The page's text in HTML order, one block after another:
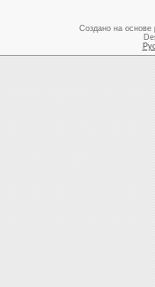
Создано на основе